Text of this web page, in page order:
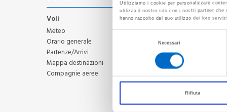
Utilizziamo i cookie per personalizzare
utilizza il nostro sito con i nostri partner che
hanno raccolto dal suo utilizzo dei loro
Necessari
Rifiuta
Attestazione ritardo voli
Biglietteria aerea e servizi
Servizi executive
FAQ
Contatti
Scrivici
Privacy
Voli
Meteo
Orario generale
Partenze/Arrivi
Mappa destinazioni
Compagnie aeree
Informazioni utili
per il volo
Minori in viaggio
Informazioni
bagagli
Trasporti
Torino
protetto